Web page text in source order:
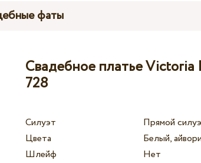
фаты
Свадебное платье Victoria
728
Силуэт
Прямой
Цвета
Белый, айвори
Шлейф
Нет